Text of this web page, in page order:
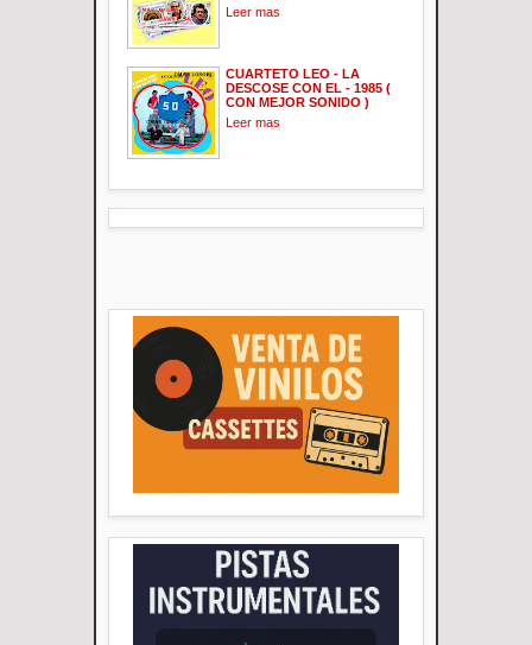
Leer mas
CUARTETO LEO - LA
DESCOSE CON EL - 1985 (
CON MEJOR SONIDO )
Leer mas